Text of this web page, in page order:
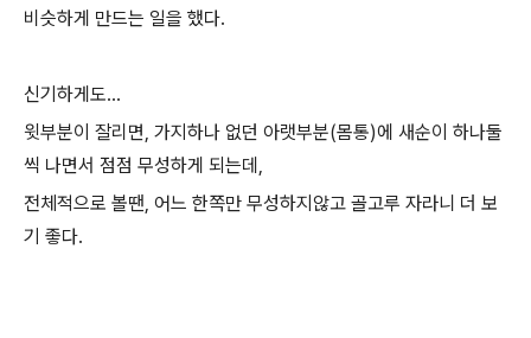
비슷하게 만드는 일을 했다.
신기하게도...
윗부분이 잘리면, 가지하나 없던 아랫부분(몸통)에 새순이 하나둘
씩 나면서 점점 무성하게 되는데,
전체적으로 볼땐, 어느 한쪽만 무성하지않고 골고루 자라니 더 보
기 좋다.